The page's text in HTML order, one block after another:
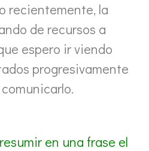
recientemente, la
de recursos a
espero ir viendo
progresivamente
en una frase el